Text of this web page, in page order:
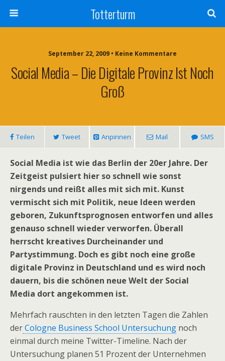
Totterturm
September 22, 2009 • Keine Kommentare
Social Media – Die Digitale Provinz Ist Noch
Groß
Teilen Tweet Anpinnen Mail SMS
Social Media ist wie das Berlin der 20er Jahre. Der
Zeitgeist pulsiert hier so schnell wie sonst
nirgends und reißt alles mit sich mit. Kunst
vermischt sich mit Politik, neue Ideen werden
geboren, Zukunftsprognosen entworfen und alles
genauso schnell wieder verworfen. Überall
herrscht kreatives Durcheinander und
Partystimmung. Doch es gibt noch eine große
digitale Provinz in Deutschland und es wird noch
dauern, bis die schönen neue Welt der Social
Media dort angekommen ist.
Mehrfach rauschten in den letzten Tagen die Zahlen
derCologne Business School Untersuchung noch
einmal durch meine Twitter-Timeline. Nach der
Untersuchung planen 51 Prozent der Unternehmen